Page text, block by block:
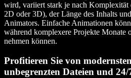
wird, variiert stark je nach
2D oder 3D), der Länge des Inhalts
Animators. Einfache Animationen
während komplexere Projekte Monate
nehmen können.
Profitieren Sie von
unbegrenzten Dateien und